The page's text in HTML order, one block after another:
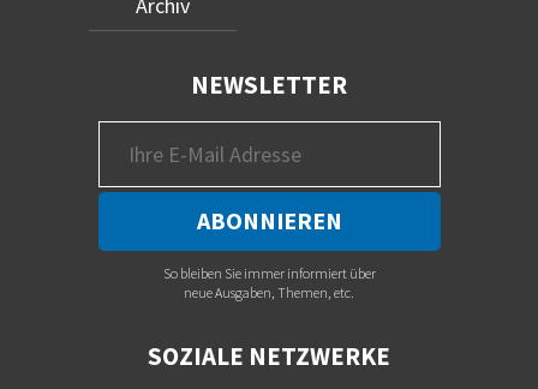
NEWSLETTER
So bleiben Sie immer informiert über
neue Ausgaben, Themen, etc.
SOZIALE NETZWERKE